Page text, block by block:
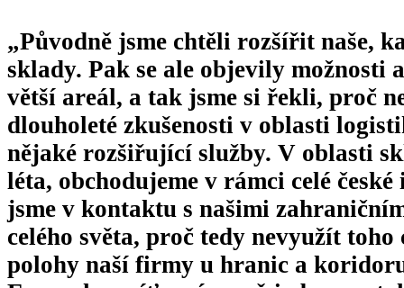
„Původně jsme chtěli rozšířit naše,
sklady. Pak se ale objevily možnosti
větší areál, a tak jsme si řekli, proč
dlouholeté zkušenosti v oblasti
nějaké rozšiřující služby. V oblasti
léta, obchodujeme v rámci celé
jsme v kontaktu s našimi
celého světa, proč tedy nevyužít
polohy naší firmy u hranic a